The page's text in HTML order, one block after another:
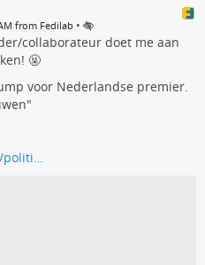
from Fedilab •
collaborateur doet me aan
🤬
voor Nederlandse premier.
politi…